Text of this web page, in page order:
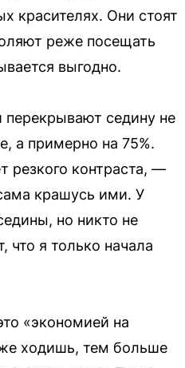
красителях. Они стоят
реже посещать
выгодно.
седину не
а примерно на 75%.
резкого контраста, —
крашусь ими. У
но никто не
я только начала
«экономией на
ходишь, тем больше